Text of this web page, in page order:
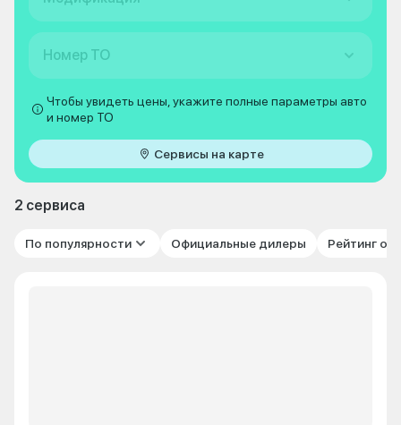
Номер ТО
Чтобы увидеть цены, укажите полные параметры авто
и номер ТО
Сервисы на карте
2 сервиса
По популярности Официальные дилеры Рейтинг